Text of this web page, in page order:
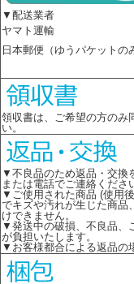
▼配送業者
ヤマト運輸
日本郵便（ゆうパケットの
領収書は、ご希望の方のみ
い。
▼不良品のため返品・交換
または電話でご連絡くださ
▼ご使用された商品 (使用
でキズや汚れが生じた商品
けできません。
▼発送中の破損、不良品、
が負担いたします。
▼お客様都合による返品の